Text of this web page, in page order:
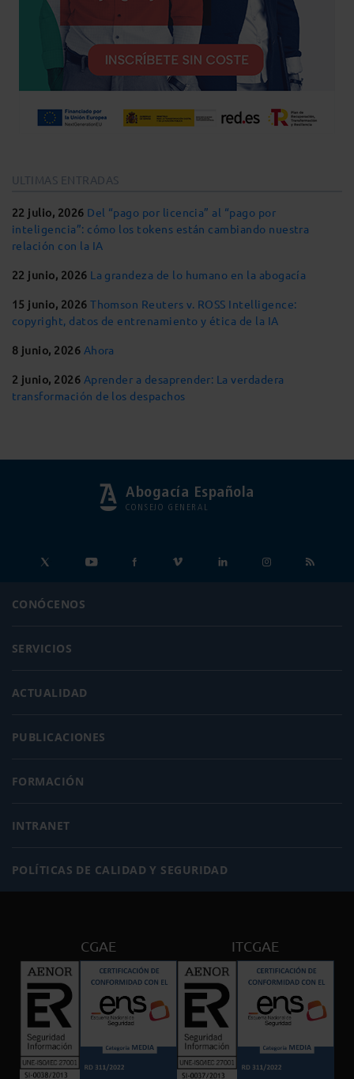
ULTIMAS ENTRADAS
22 julio, 2026 Del “pago por licencia” al “pago por
inteligencia”: cómo los tokens están cambiando nuestra
relación con la IA
22 junio, 2026 La grandeza de lo humano en la abogacía
15 junio, 2026 Thomson Reuters v. ROSS Intelligence:
copyright, datos de entrenamiento y ética de la IA
8 junio, 2026 Ahora
2 junio, 2026 Aprender a desaprender: La verdadera
transformación de los despachos
Abogacía Española
CONSEJO GENERAL
CONÓCENOS
SERVICIOS
ACTUALIDAD
PUBLICACIONES
FORMACIÓN
INTRANET
POLÍTICAS DE CALIDAD Y SEGURIDAD
CGAE ITCGAE